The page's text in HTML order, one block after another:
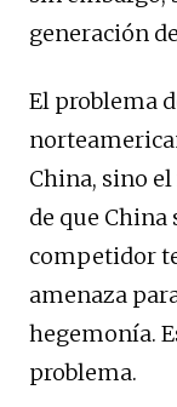
generación
El problema
China, sino
de que China
competidor
amenaza
hegemonía.
problema.